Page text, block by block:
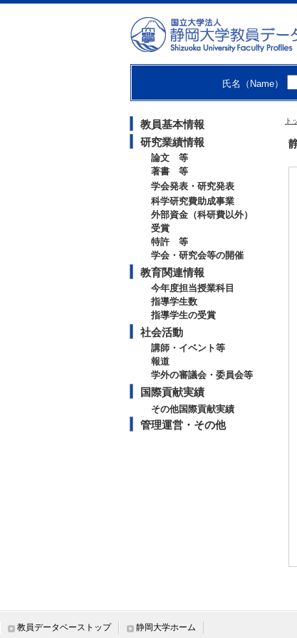
氏名（Name）
教員基本情報
研究業績情報
論文 等
著書 等
学会発表・研究発表
科学研究費助成事業
外部資金（科研費以外）
受賞
特許 等
学会・研究会等の開催
教育関連情報
今年度担当授業科目
指導学生数
指導学生の受賞
社会活動
講師・イベント等
報道
学外の審議会・委員会等
国際貢献実績
その他国際貢献実績
管理運営・その他
ト
教員データベーストップ 静岡大学ホーム